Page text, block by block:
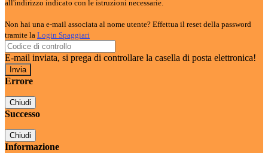
all'indirizzo indicato con le istruzioni necessarie.
Non hai una e-mail associata al nome utente? Effettua il reset della password
tramite la Login Spaggiari
E-mail inviata, si prega di controllare la casella di posta elettronica!
Errore
Chiudi
Successo
Chiudi
Informazione